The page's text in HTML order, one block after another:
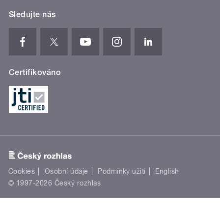
Sledujte nás
Certifikováno
Cookies Osobní údaje Podmínky užití
English
© 1997-2026 Český rozhlas